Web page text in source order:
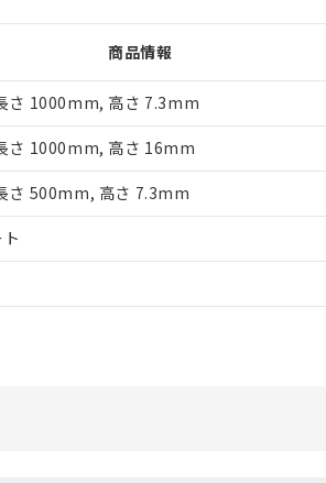
商品情報
さ 1000mm, 高さ 7.3mm
さ 1000mm, 高さ 16mm
さ 500mm, 高さ 7.3mm
記
号
○ 一定数以上の在庫あり
△
下の条件をお読みいただき、同意のうえご利
本サービスは、当社制御機器事業取扱商
くものです。
当社制御機器事業取扱商品の中には、本
在庫状況および標準価格照会結果は、記
のであり、閲覧された時点での実際の在
い。
正式な納期状況および標準価格はお客様
オムロン制御機器販売店や当社販売拠点
在庫状況および標準価格結果を当社の
す。